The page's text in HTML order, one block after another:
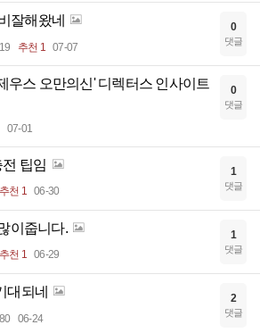
잘해왔네
추천 1 07-07
0
댓글
우스 오만의신' 디렉터스 인사이트
07-01
0
댓글
팁임
추천 1 06-30
1
댓글
이줍니다.
추천 1 06-29
1
댓글
대되네
06-24
2
댓글